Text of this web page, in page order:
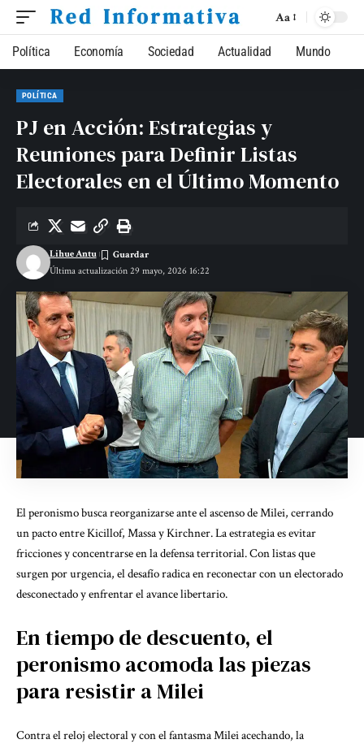
Aa
Política Economía Sociedad Actualidad Mundo
POLÍTICA
PJ en Acción: Estrategias y
Reuniones para Definir Listas
Electorales en el Último Momento
Última actualización 29 mayo, 2026 16:22
Lihue Antu
El peronismo busca reorganizarse ante el ascenso de Milei, cerrando
un pacto entre Kicillof, Massa y Kirchner. La estrategia es evitar
fricciones y concentrarse en la defensa territorial. Con listas que
surgen por urgencia, el desafío radica en reconectar con un electorado
desconectado y enfrentar el avance libertario.
En tiempo de descuento, el
peronismo acomoda las piezas
para resistir a Milei
Contra el reloj electoral y con el fantasma Milei acechando, la